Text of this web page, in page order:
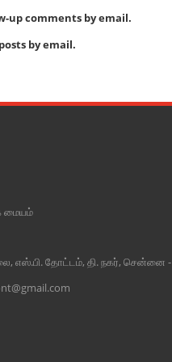
up comments by email.
by email.
மையம்
எஸ்.பி. தோட்டம், தி. நகர், சென்னை -